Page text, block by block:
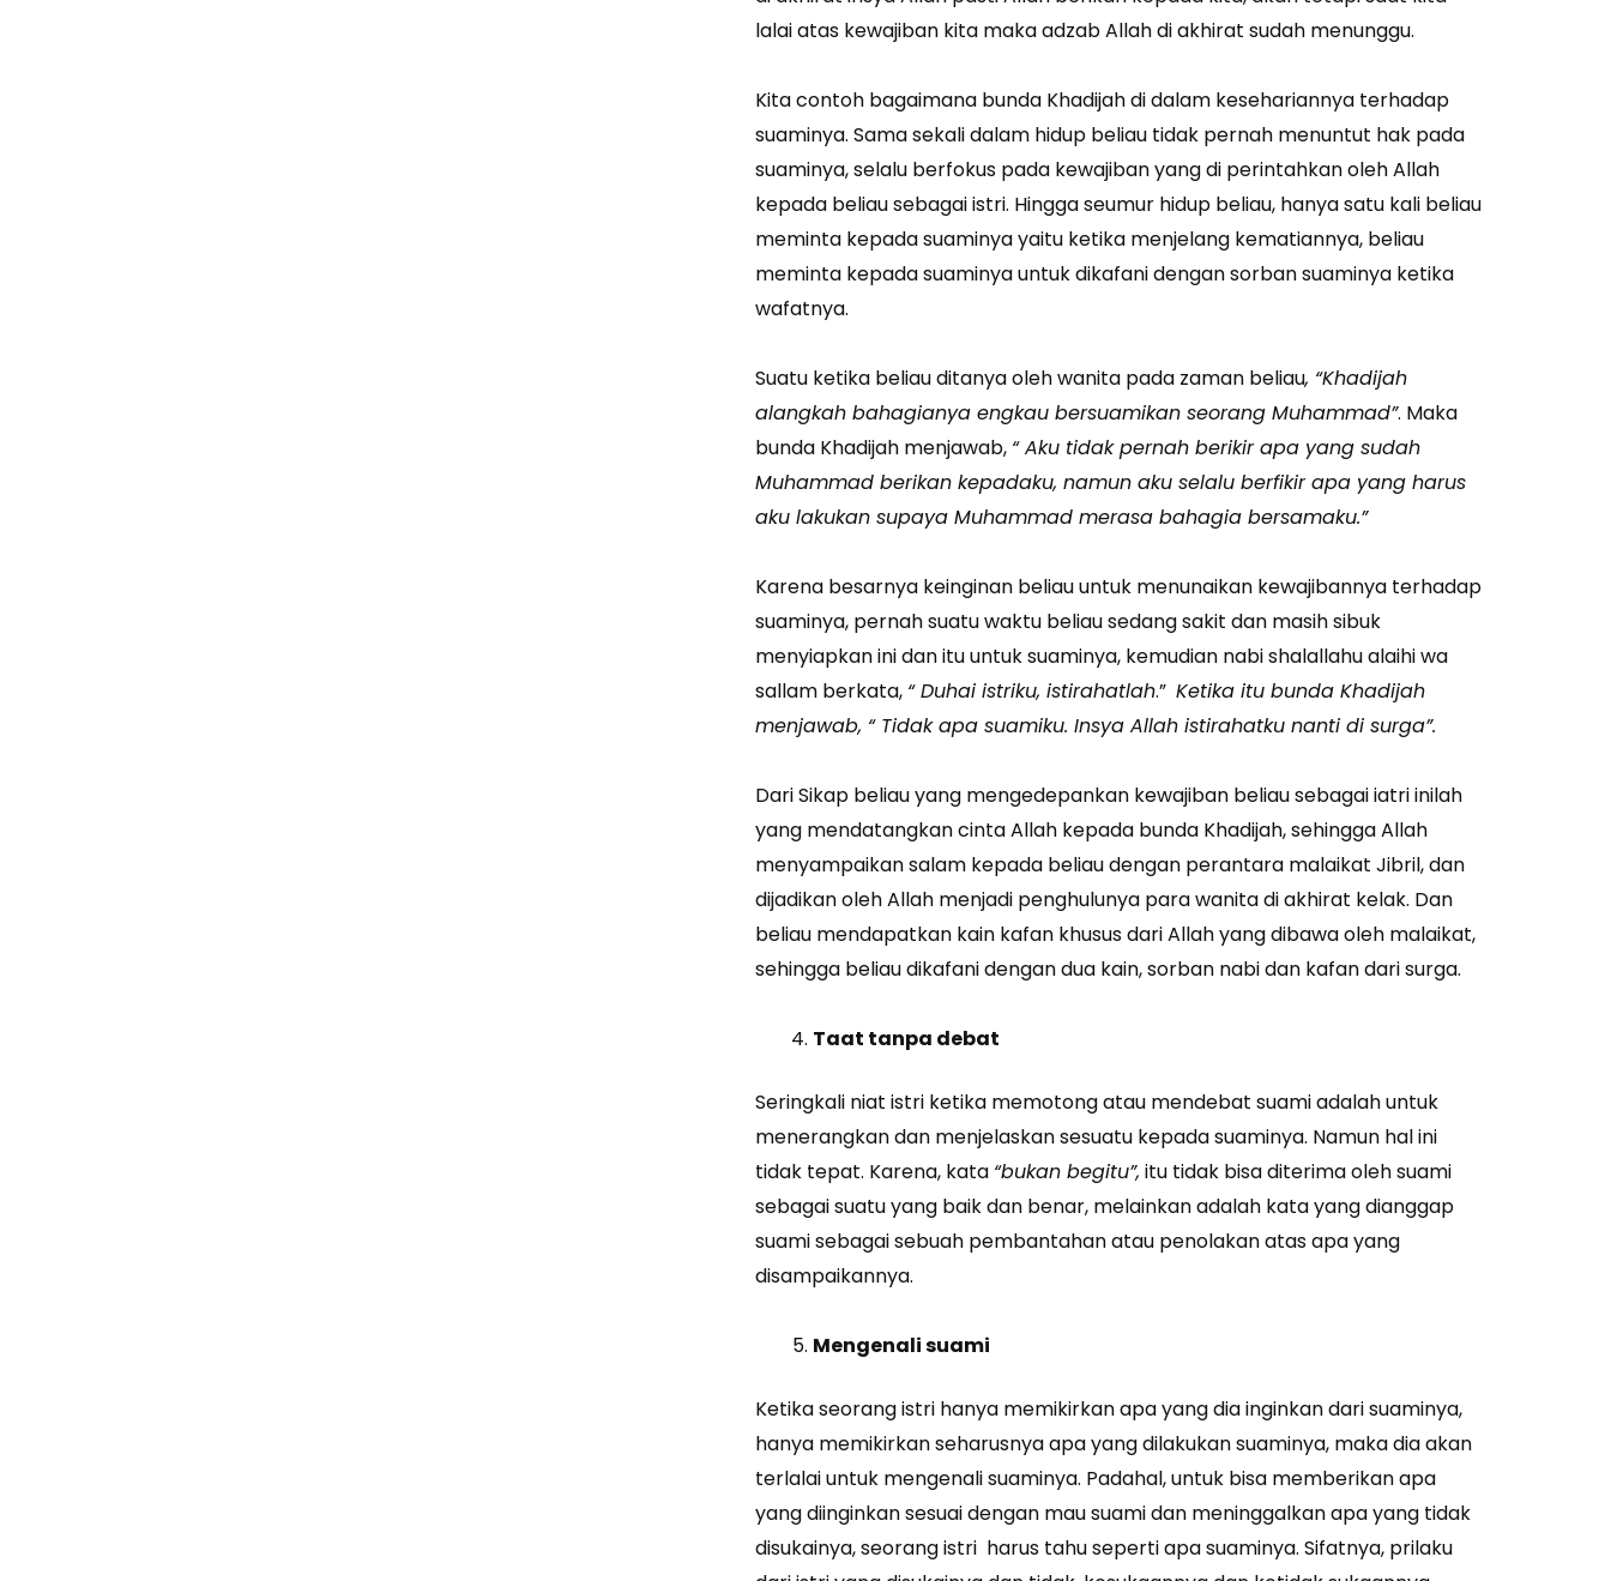
lalai atas kewajiban kita maka adzab Allah di akhirat sudah menunggu.
Kita contoh bagaimana bunda Khadijah di dalam kesehariannya terhadap
suaminya. Sama sekali dalam hidup beliau tidak pernah menuntut hak pada
suaminya, selalu berfokus pada kewajiban yang di perintahkan oleh Allah
kepada beliau sebagai istri. Hingga seumur hidup beliau, hanya satu kali beliau
meminta kepada suaminya yaitu ketika menjelang kematiannya, beliau
meminta kepada suaminya untuk dikafani dengan sorban suaminya ketika
wafatnya.
Suatu ketika beliau ditanya oleh wanita pada zaman beliau, “Khadijah
alangkah bahagianya engkau bersuamikan seorang Muhammad”. Maka
bunda Khadijah menjawab, “ Aku tidak pernah berikir apa yang sudah
Muhammad berikan kepadaku, namun aku selalu berfikir apa yang harus
aku lakukan supaya Muhammad merasa bahagia bersamaku.”
Karena besarnya keinginan beliau untuk menunaikan kewajibannya terhadap
suaminya, pernah suatu waktu beliau sedang sakit dan masih sibuk
menyiapkan ini dan itu untuk suaminya, kemudian nabi shalallahu alaihi wa
sallam berkata, “ Duhai istriku, istirahatlah.”Ketika itu bunda Khadijah
menjawab, “ Tidak apa suamiku. Insya Allah istirahatku nanti di surga”.
Dari Sikap beliau yang mengedepankan kewajiban beliau sebagai iatri inilah
yang mendatangkan cinta Allah kepada bunda Khadijah, sehingga Allah
menyampaikan salam kepada beliau dengan perantara malaikat Jibril, dan
dijadikan oleh Allah menjadi penghulunya para wanita di akhirat kelak. Dan
beliau mendapatkan kain kafan khusus dari Allah yang dibawa oleh malaikat,
sehingga beliau dikafani dengan dua kain, sorban nabi dan kafan dari surga.
Taat tanpa debat
Seringkali niat istri ketika memotong atau mendebat suami adalah untuk
menerangkan dan menjelaskan sesuatu kepada suaminya. Namun hal ini
tidak tepat. Karena, kata “bukan begitu”, itu tidak bisa diterima oleh suami
sebagai suatu yang baik dan benar, melainkan adalah kata yang dianggap
suami sebagai sebuah pembantahan atau penolakan atas apa yang
disampaikannya.
Mengenali suami
Ketika seorang istri hanya memikirkan apa yang dia inginkan dari suaminya,
hanya memikirkan seharusnya apa yang dilakukan suaminya, maka dia akan
terlalai untuk mengenali suaminya. Padahal, untuk bisa memberikan apa
yang diinginkan sesuai dengan mau suami dan meninggalkan apa yang tidak
disukainya, seorang istri harus tahu seperti apa suaminya. Sifatnya, prilaku